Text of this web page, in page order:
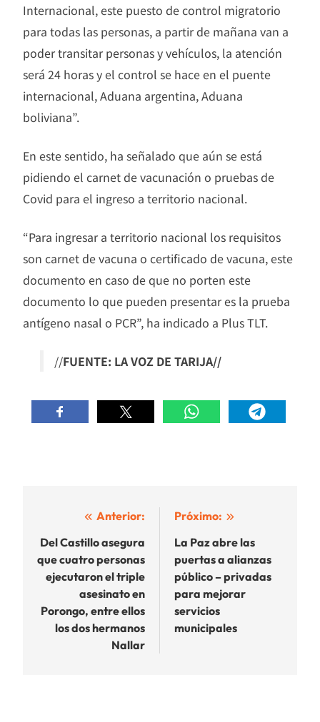
Internacional, este puesto de control migratorio
para todas las personas, a partir de mañana van a
poder transitar personas y vehículos, la atención
será 24 horas y el control se hace en el puente
internacional, Aduana argentina, Aduana
boliviana”.
En este sentido, ha señalado que aún se está
pidiendo el carnet de vacunación o pruebas de
Covid para el ingreso a territorio nacional.
“Para ingresar a territorio nacional los requisitos
son carnet de vacuna o certificado de vacuna, este
documento en caso de que no porten este
documento lo que pueden presentar es la prueba
antígeno nasal o PCR”, ha indicado a Plus TLT.
//FUENTE: LA VOZ DE TARIJA//
Navegación
de
entradas
Anterior:
Del Castillo asegura
que cuatro personas
ejecutaron el triple
asesinato en
Porongo, entre ellos
los dos hermanos
Nallar
Próximo:
La Paz abre las
puertas a alianzas
público – privadas
para mejorar
servicios
municipales